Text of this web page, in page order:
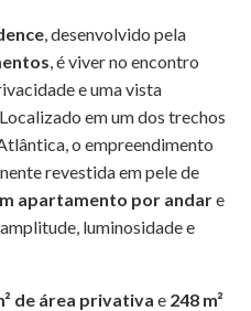
, desenvolvido pela
, é viver no encontro
e uma vista
em um dos trechos
o empreendimento
revestida em pele de
apartamento por andare
luminosidade e
de área privativa e 248 m²